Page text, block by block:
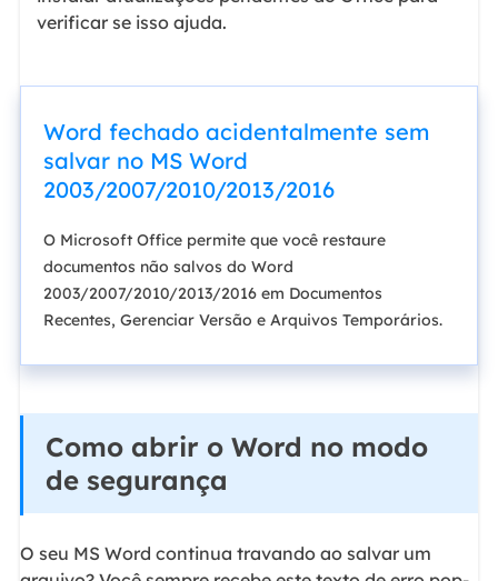
verificar se isso ajuda.
Word fechado acidentalmente sem
salvar no MS Word
2003/2007/2010/2013/2016
O Microsoft Office permite que você restaure
documentos não salvos do Word
2003/2007/2010/2013/2016 em Documentos
Recentes, Gerenciar Versão e Arquivos Temporários.
Como abrir o Word no modo
de segurança
O seu MS Word continua travando ao salvar um